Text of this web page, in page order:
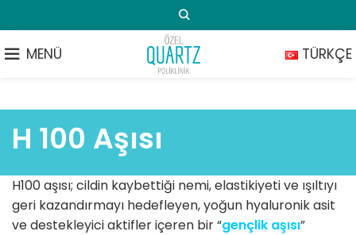
MENÜ TÜRKÇE
H 100 Aşısı
H100 aşısı; cildin kaybettiği nemi, elastikiyeti ve ışıltıyı
geri kazandırmayı hedefleyen, yoğun hyaluronik asit
ve destekleyici aktifler içeren bir “gençlik aşısı”